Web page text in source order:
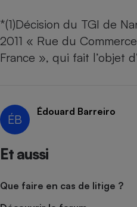
*(1)Décision du TGI de
2011 « Rue du
France », qui fait l’objet
ÉB
Édouard Barreiro
Et aussi
Que faire en cas de litige ?